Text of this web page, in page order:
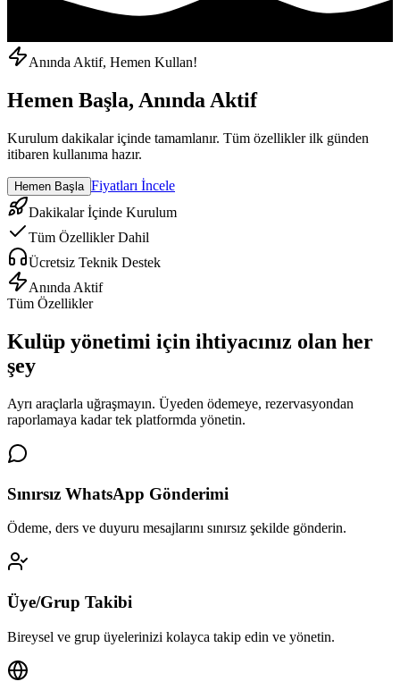
Anında Aktif, Hemen Kullan!
Hemen Başla, Anında Aktif
Kurulum dakikalar içinde tamamlanır. Tüm özellikler ilk günden
itibaren kullanıma hazır.
Hemen Başla Fiyatları İncele
Dakikalar İçinde Kurulum
Tüm Özellikler Dahil
Ücretsiz Teknik Destek
Anında Aktif
Tüm Özellikler
Kulüp yönetimi için ihtiyacınız olan her
şey
Ayrı araçlarla uğraşmayın. Üyeden ödemeye, rezervasyondan
raporlamaya kadar tek platformda yönetin.
Sınırsız WhatsApp Gönderimi
Ödeme, ders ve duyuru mesajlarını sınırsız şekilde gönderin.
Üye/Grup Takibi
Bireysel ve grup üyelerinizi kolayca takip edin ve yönetin.